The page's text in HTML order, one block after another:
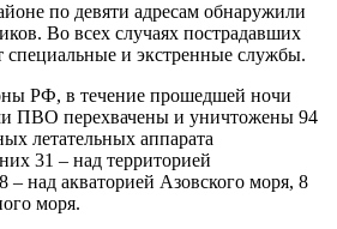
по девяти адресам обнаружили
Во всех случаях пострадавших
специальные и экстренные службы.
РФ, в течение прошедшей ночи
ПВО перехвачены и уничтожены 94
летательных аппарата
31 – над территорией
– над акваторией Азовского моря, 8
моря.